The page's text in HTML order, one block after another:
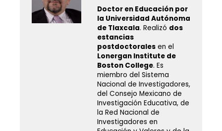
Doctor en Educación por
la Universidad Autónoma
de Tlaxcala. Realizó dos
estancias
postdoctoralesen el
Lonergan Institute de
Boston College. Es
miembro del Sistema
Nacional de Investigadores,
del Consejo Mexicano de
Investigación Educativa, de
la Red Nacional de
Investigadores en